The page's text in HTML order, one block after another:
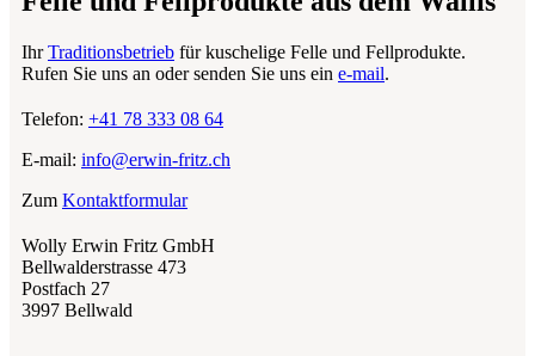
IhrTraditionsbetrieb für kuschelige Felle und Fellprodukte.
Rufen Sie uns an oder senden Sie uns ein e-mail.
Telefon: +41 78 333 08 64
E-mail: info@erwin-fritz.ch
Zum Kontaktformular
Wolly Erwin Fritz GmbH
Bellwalderstrasse 473
Postfach 27
3997 Bellwald